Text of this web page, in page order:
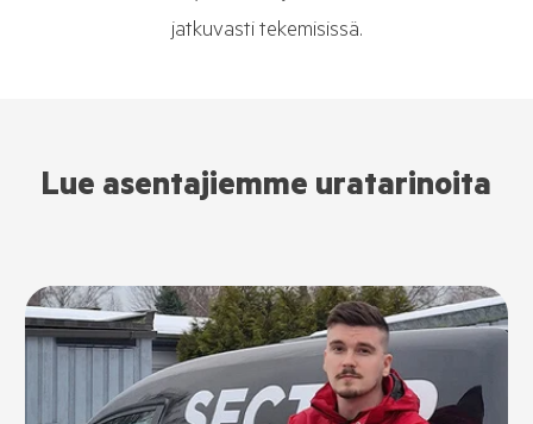
jatkuvasti tekemisissä.
Lue asentajiemme uratarinoita